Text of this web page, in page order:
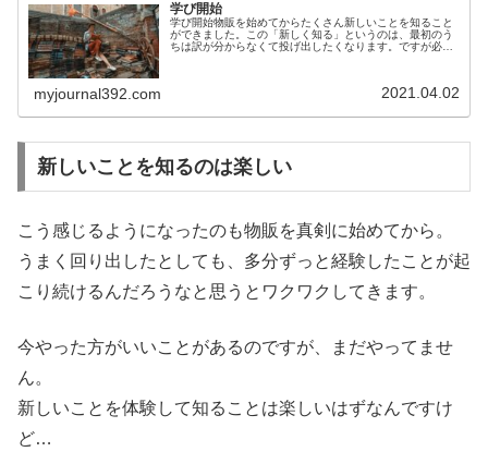
学び開始
学び開始物販を始めてからたくさん新しいことを知ること
ができました。この「新しく知る」というのは、最初のう
ちは訳が分からなくて投げ出したくなります。ですが必要
myjournal392.com 2021.04.02
新しいことを知るのは楽しい
こう感じるようになったのも物販を真剣に始めてから。
うまく回り出したとしても、多分ずっと経験したことが起
こり続けるんだろうなと思うとワクワクしてきます。
今やった方がいいことがあるのですが、まだやってませ
ん。
新しいことを体験して知ることは楽しいはずなんですけ
ど…